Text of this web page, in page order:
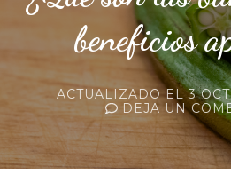
beneficios
ACTUALIZADO EL3
DEJA UN